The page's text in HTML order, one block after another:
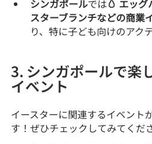
シンガポールでは🥚 エッ
スターブランチなどの商業
り、特に子ども向けのアク
3. シンガポールで楽
イベント
イースターに関連するイベント
す！ぜひチェックしてみてくだ